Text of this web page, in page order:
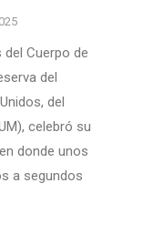
Cuerpo de
del
del
celebró su
donde unos
a segundos